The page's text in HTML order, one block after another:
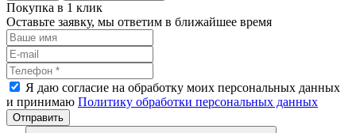
Покупка в 1 клик
Оставьте заявку, мы ответим в ближайшее время
Я даю согласие на обработку моих персональных данных
и принимаю Политику обработки персональных данных
Отправить